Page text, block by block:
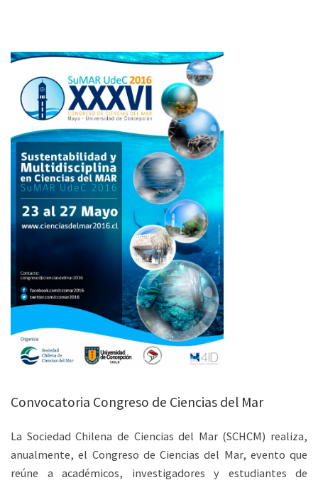
Convocatoria Congreso de Ciencias del Mar
La Sociedad Chilena de Ciencias del Mar (SCHCM) realiza,
anualmente, el Congreso de Ciencias del Mar, evento que
reúne a académicos, investigadores y estudiantes de